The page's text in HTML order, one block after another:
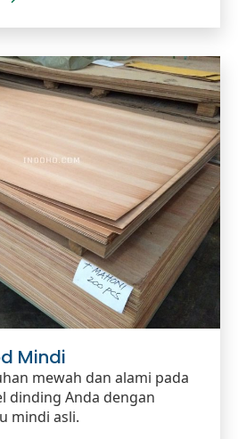
Mindi
mewah dan alami pada
dinding Anda dengan
mindi asli.